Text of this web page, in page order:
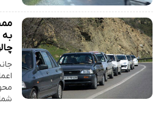
به